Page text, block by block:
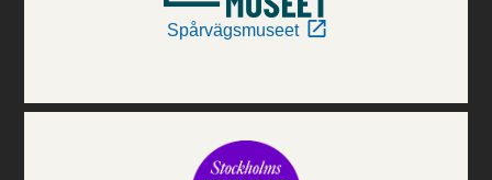
Spårvägsmuseet